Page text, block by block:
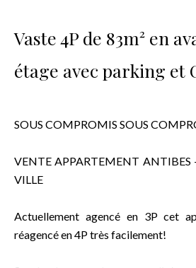
Vaste 4P de 83m² en
étage avec parking et
SOUS COMPROMIS SOUS
VENTE APPARTEMENT ANTIBES
VILLE
Actuellement agencé en 3P cet
réagencé en 4P très facilement!